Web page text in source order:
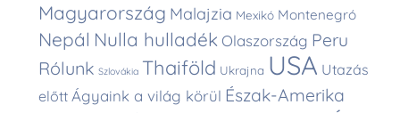
Magyarország Malajzia Mexikó Montenegró
Nepál Nulla hulladék Olaszország Peru
Rólunk Szlovákia Thaiföld Ukrajna USA Utazás
előtt Ágyaink a világ körül Észak-Amerika